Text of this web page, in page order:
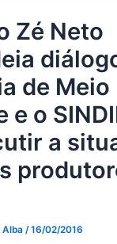
Zé Neto
de Meio
e o
a
Alba/16/02/2016